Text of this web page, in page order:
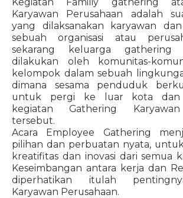
Karyawan Perusahaan adalah
yang dilaksanakan karyawan
sebuah organisasi atau
sekarang keluarga gathering
dilakukan oleh komunitas-
kelompok dalam sebuah
dimana sesama penduduk
untuk pergi ke luar kota dan
kegiatan Gathering
tersebut.
Acara Employee Gathering
pilihan dan perbuatan nyata,
kreatifitas dan inovasi dari semua
Keseimbangan antara kerja dan
diperhatikan itulah
Karyawan Perusahaan.